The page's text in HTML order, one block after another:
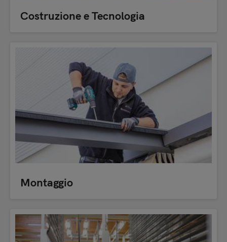
Costruzione e Tecnologia
Montaggio